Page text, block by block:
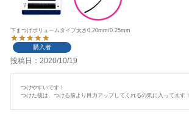
下まつげボリュームタイプ太さ0.20mm/0.25mm
購入者
投稿日 2020/10/19
つけやすいです！
つけた後は、つける前より目力アップしてくれるの気に入ってます！